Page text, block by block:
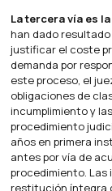
La tercera vía es
han dado
justificar el coste
demanda por
este proceso, el
obligaciones de
incumplimiento y
procedimiento
años en primera
antes por vía de
procedimiento. Las
restitución íntegra